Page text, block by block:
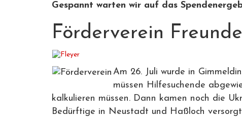
Gespannt warten wir auf das
Förderverein
Am 26. Juli wurde in
müssen Hilfesuchende
kalkulieren müssen. Dann kamen noch die
Bedürftige in Neustadt und Haßloch